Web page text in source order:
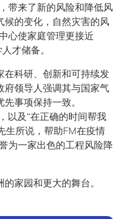
带来了新的风险和降低风
候的变化，自然灾害的风
心使家庭管理更接近
才储备。
在科研、创新和可持续发
府领导人强调其与国家气
事项保持一致。
以及“在正确的时间帮我
生所说，帮助FM在疫情
为一家出色的工程风险降
家园和更大的舞台。